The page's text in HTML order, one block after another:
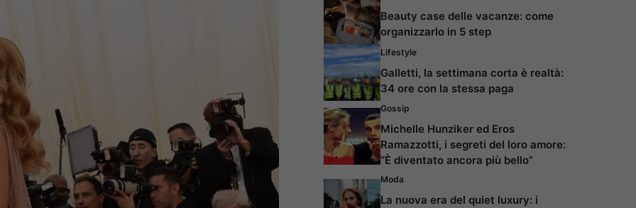
Beauty case delle vacanze: come
organizzarlo in 5 step
Lifestyle
Galletti, la settimana corta è realtà:
34 ore con la stessa paga
Gossip
Michelle Hunziker ed Eros
Ramazzotti, i segreti del loro amore:
“È diventato ancora più bello”
Moda
La nuova era del quiet luxury: i